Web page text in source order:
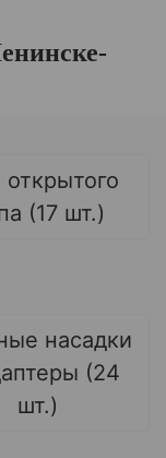
(17 шт.)
насадки
(24
шт.)